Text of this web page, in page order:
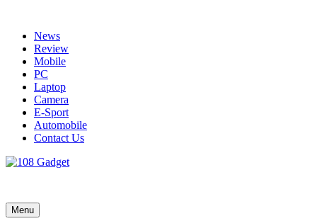
contentNews
Review
Mobile
PC
Laptop
Camera
E-Sport
Automobile
Contact Us
Menu